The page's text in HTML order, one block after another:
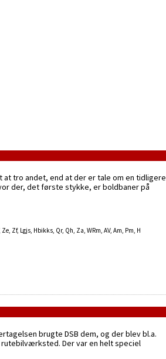
tro andet, end at der er tale om en tidligere
der, det første stykke, er boldbaner på
Zf, Lgjs, Hbikks, Qr, Qh, Za, WRm, AV, Am, Pm, H
brugte DSB dem, og der blev bl.a.
Der var en helt speciel